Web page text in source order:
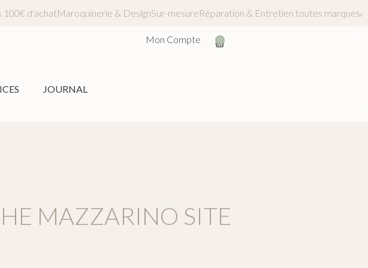
dès 100€ d'achatMaroquinerie & DesignSur-mesureRéparation & Entretien toutes
JOURNAL
Mon Compte 0
MAZZARINO SITE